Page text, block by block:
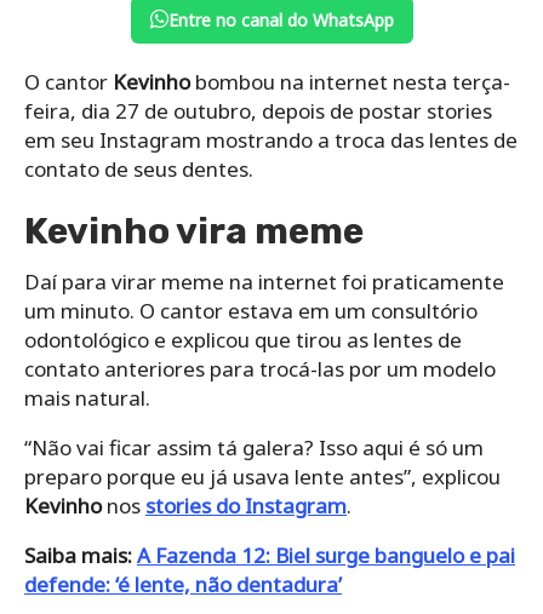
Entre no canal do WhatsApp
O cantor Kevinhobombou na internet nesta terça-
feira, dia 27 de outubro, depois de postar stories
em seu Instagram mostrando a troca das lentes de
contato de seus dentes.
Kevinhovira meme
Daí para virar meme na internet foi praticamente
um minuto. O cantor estava em um consultório
odontológico e explicou que tirou as lentes de
contato anteriores para trocá-las por um modelo
mais natural.
“Não vai ficar assim tá galera? Isso aqui é só um
preparo porque eu já usava lente antes”, explicou
Kevinhonos stories do Instagram.
Saiba mais:A Fazenda 12: Biel surge banguelo e pai
defende: ‘é lente, não dentadura’